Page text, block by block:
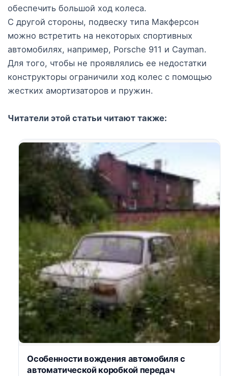
обеспечить большой ход колеса.
С другой стороны, подвеску типа Макферсон
можно встретить на некоторых спортивных
автомобилях, например, Porsche 911 и Cayman.
Для того, чтобы не проявлялись ее недостатки
конструкторы ограничили ход колес с помощью
жестких амортизаторов и пружин.
Читатели этой статьи читают также:
Особенности вождения автомобиля с
автоматической коробкой передач